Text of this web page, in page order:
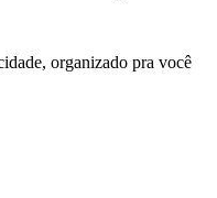
organizado pra você